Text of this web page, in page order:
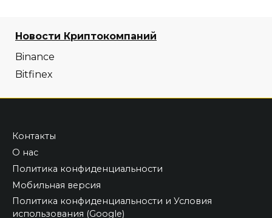
Новости Криптокомпаний
Binance
Bitfinex
Контакты
О нас
Политика конфиденциальности
Мобильная версия
Политика конфиденциальности и Условия
использования (Google)